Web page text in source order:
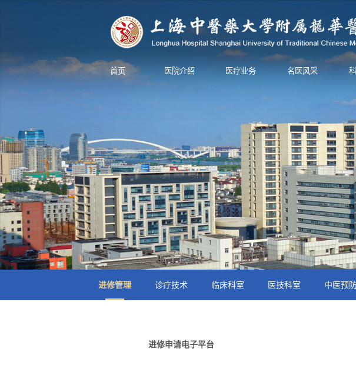
首页 医院介绍 医疗业务 名医风采
进修管理 诊疗技术 临床科室 医技科室 中医预
进修申请电子平台